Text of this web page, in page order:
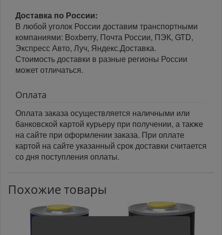
Доставка по России:
В любой уголок России доставим транспортными
компаниями: Boxberry, Почта России, ПЭК, GTD,
Экспресс Авто, Луч, Яндекс.Доставка.
Стоимость доставки в разные регионы России
может отличаться.
Оплата
Оплата заказа осуществляется наличными или
банковской картой курьеру при получении, а также
на сайте при оформлении заказа. При оплате
картой на сайте указанный срок доставки считается
со дня поступления оплаты.
Похожие товары